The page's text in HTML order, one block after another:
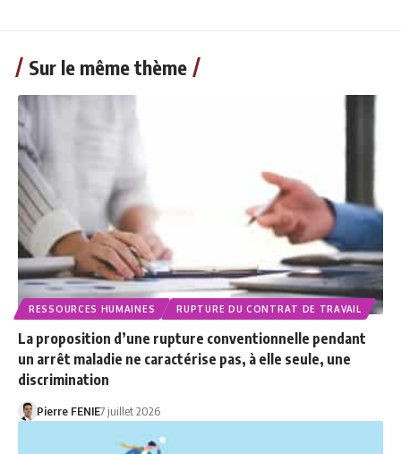
Sur le même thème
RESSOURCES HUMAINES RUPTURE DU CONTRAT DE TRAVAIL
La proposition d’une rupture conventionnelle pendant
un arrêt maladie ne caractérise pas, à elle seule, une
discrimination
Pierre FENIE7 juillet 2026